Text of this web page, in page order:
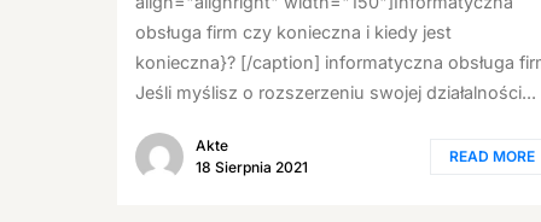
obsługa firm czy konieczna i kiedy jest
konieczna}? [/caption] informatyczna obsługa
Jeśli myślisz o rozszerzeniu swojej działalności...
Akte
18 Sierpnia 2021
READ MORE